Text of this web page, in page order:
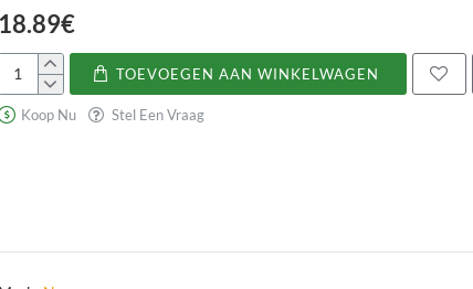
18.89€
Omega-
TOEVOEGEN AAN WINKELWAGEN
Koop Nu Stel Een Vraag